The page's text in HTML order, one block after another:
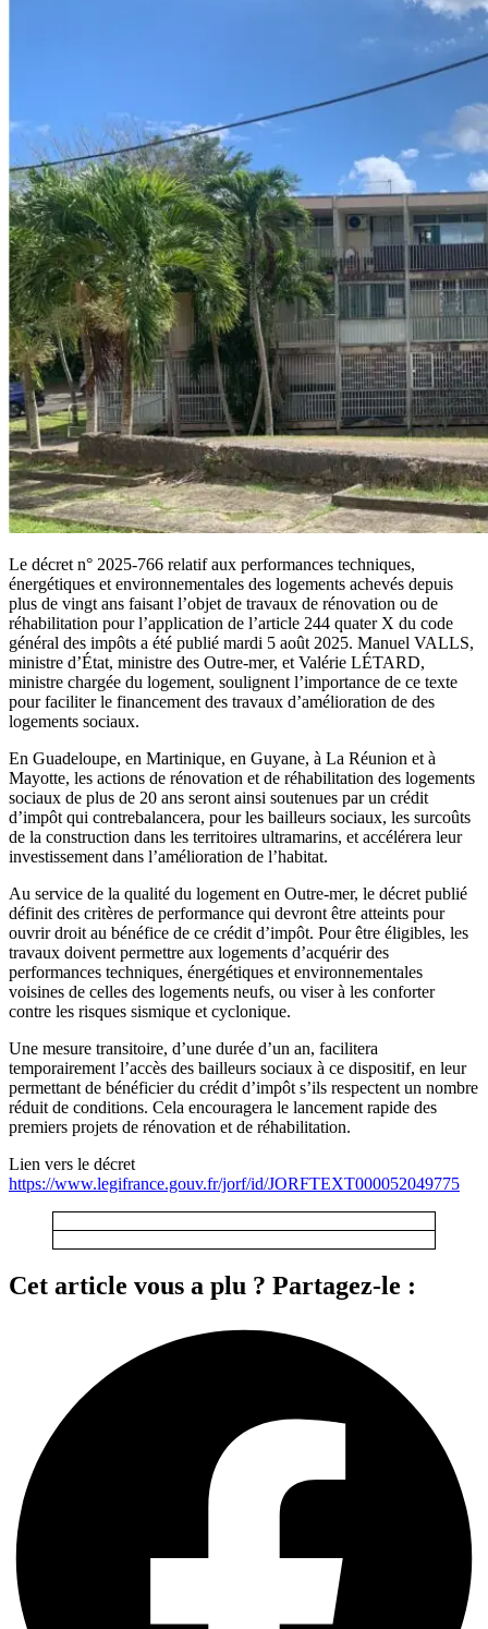
Le décret n° 2025-766 relatif aux performances techniques,
énergétiques et environnementales des logements achevés depuis
plus de vingt ans faisant l’objet de travaux de rénovation ou de
réhabilitation pour l’application de l’article 244 quater X du code
général des impôts a été publié mardi 5 août 2025. Manuel VALLS,
ministre d’État, ministre des Outre-mer, et Valérie LÉTARD,
ministre chargée du logement, soulignent l’importance de ce texte
pour faciliter le financement des travaux d’amélioration de des
logements sociaux.
En Guadeloupe, en Martinique, en Guyane, à La Réunion et à
Mayotte, les actions de rénovation et de réhabilitation des logements
sociaux de plus de 20 ans seront ainsi soutenues par un crédit
d’impôt qui contrebalancera, pour les bailleurs sociaux, les surcoûts
de la construction dans les territoires ultramarins, et accélérera leur
investissement dans l’amélioration de l’habitat.
Au service de la qualité du logement en Outre-mer, le décret publié
définit des critères de performance qui devront être atteints pour
ouvrir droit au bénéfice de ce crédit d’impôt. Pour être éligibles, les
travaux doivent permettre aux logements d’acquérir des
performances techniques, énergétiques et environnementales
voisines de celles des logements neufs, ou viser à les conforter
contre les risques sismique et cyclonique.
Une mesure transitoire, d’une durée d’un an, facilitera
temporairement l’accès des bailleurs sociaux à ce dispositif, en leur
permettant de bénéficier du crédit d’impôt s’ils respectent un nombre
réduit de conditions. Cela encouragera le lancement rapide des
premiers projets de rénovation et de réhabilitation.
Lien vers le décret
https://www.legifrance.gouv.fr/jorf/id/JORFTEXT000052049775
Cet article vous a plu ? Partagez-le :